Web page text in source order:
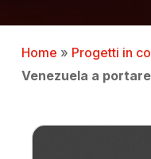
Home » Progetti in
Venezuela a